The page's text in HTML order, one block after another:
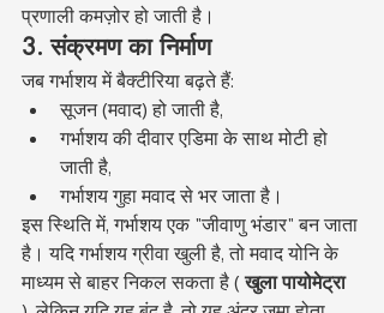
प्रणाली कमज़ोर हो जाती है।
3. संक्रमण का निर्माण
जब गर्भाशय में बैक्टीरिया बढ़ते हैं:
सूजन (मवाद) हो जाती है,
गर्भाशय की दीवार एडिमा के साथ मोटी हो
जाती है,
गर्भाशय गुहा मवाद से भर जाता है।
इस स्थिति में, गर्भाशय एक "जीवाणु भंडार" बन जाता
है। यदि गर्भाशय ग्रीवा खुली है, तो मवाद योनि के
माध्यम से बाहर निकल सकता है ( खुला पायोमेट्रा